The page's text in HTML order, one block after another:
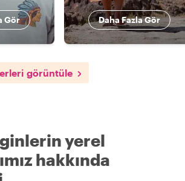
Gör Daha Fazla Gör
görüntüle
yerel
hakkında